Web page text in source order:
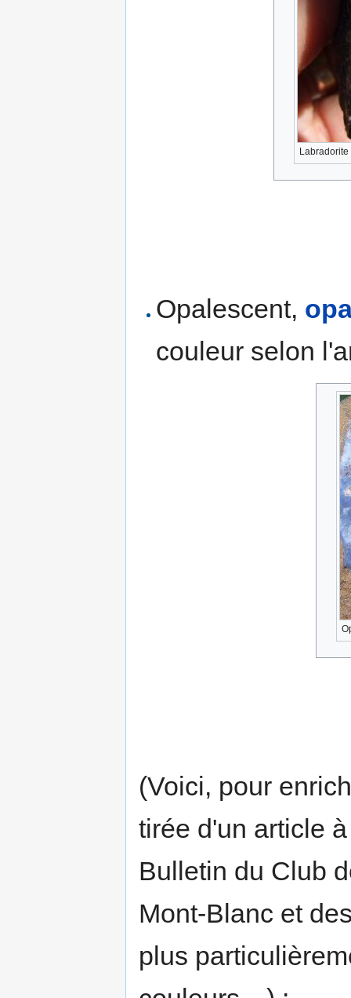
Opalescent,
couleur selon
(Voici, pour
tirée d'un article
Bulletin du Club
Mont-Blanc et
plus